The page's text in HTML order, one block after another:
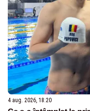
4 aug. 2026, 18:20